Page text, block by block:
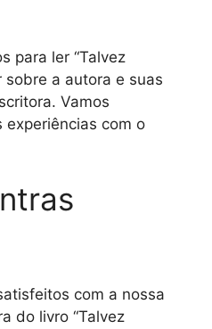
para ler “Talvez
sobre a autora e suas
Vamos
experiências com o
com a nossa
do livro “Talvez